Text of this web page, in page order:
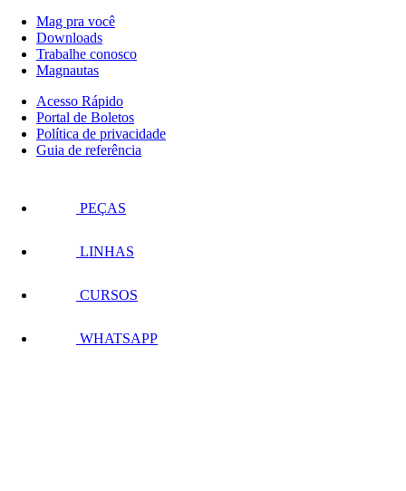
Mag pra você
Downloads
Trabalhe conosco
Magnautas
Acesso Rápido
Portal de Boletos
Política de privacidade
Guia de referência
PEÇAS
LINHAS
CURSOS
WHATSAPP